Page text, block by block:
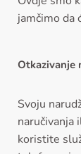
jamčimo da
Otkazivanje
Svoju
naručivanja
koristite